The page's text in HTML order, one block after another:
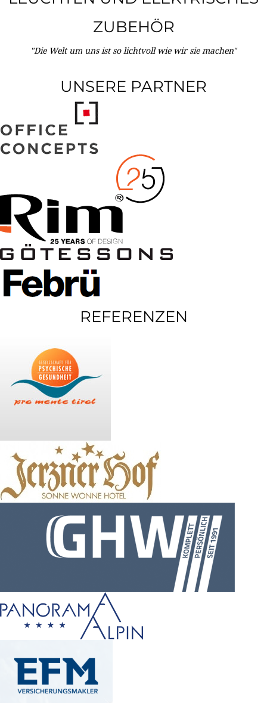
ZUBEHÖR
"Die Welt um uns ist so lichtvoll wie wir sie machen"
UNSERE PARTNER
REFERENZEN